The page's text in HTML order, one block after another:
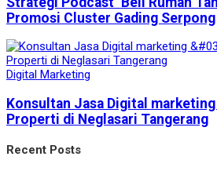
Promosi Cluster Gading Serpong
Digital Marketing
Konsultan Jasa Digital
Properti di Neglasari Tangerang
Recent Posts